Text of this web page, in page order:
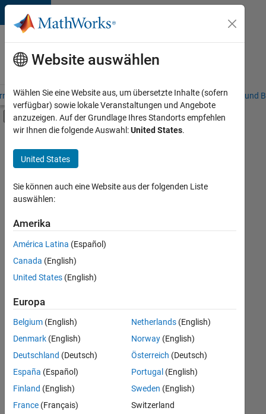
Weiter zum Inhalt
Karriere
bei
MathWorks
– Übersicht Stellensuche Niederlassungen Studierende und
Umschaltung für Off-Canvas-
Hauptinhalt
Commercial Sales
Customer Support
Sales Operations
Marketing Communications
Marketing Services
Business Model Team
Human Resources
Legal
+7
Derzeit
es
keine
offenen
Stellen,
Ihren
Suchkriterien
entsprechen.
können
die
Suchkriterien
weiter
fassen
Website auswählen
Wählen Sie eine Website aus, um übersetzte Inhalte (sofern
verfügbar) sowie lokale Veranstaltungen und Angebote
anzuzeigen. Auf der Grundlage Ihres Standorts empfehlen
wir Ihnen die folgende Auswahl:United States.
United States
Sie können auch eine Website aus der folgenden Liste
auswählen:
Amerika
América Latina (Español)
Canada (English)
United States (English)
Europa
Belgium (English)
Denmark (English)
Deutschland (Deutsch)
España (Español)
Finland (English)
France (Français)
Netherlands(English)
Norway(English)
Österreich (Deutsch)
Portugal (English)
Sweden (English)
Switzerland